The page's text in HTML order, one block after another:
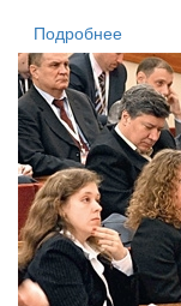
Подробнее